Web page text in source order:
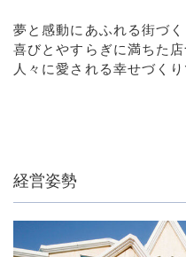
夢と感動にあふれる街づく
喜びとやすらぎに満ちた店
人々に愛される幸せづくり
経営姿勢